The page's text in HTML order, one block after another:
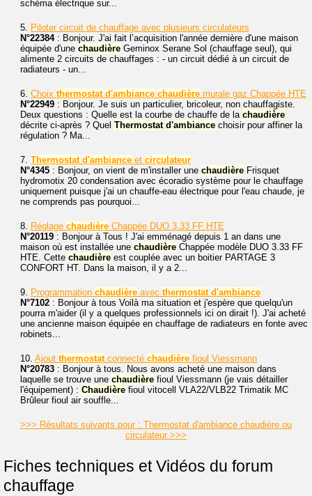
schéma électrique sur...
5. Piloter circuit de chauffage avec plusieurs circulateurs
N°22384: Bonjour. J'ai fait l’acquisition l'année dernière d'une maison
équipée d'une chaudière Geminox Serane Sol (chauffage seul), qui
alimente 2 circuits de chauffages : - un circuit dédié à un circuit de
radiateurs - un...
6. Choix thermostat d'ambiance chaudière murale gaz Chappée HTE
N°22949 : Bonjour. Je suis un particulier, bricoleur, non chauffagiste.
Deux questions : Quelle est la courbe de chauffe de la chaudière
décrite ci-après ? Quel Thermostat d'ambiance choisir pour affiner la
régulation ? Ma...
7. Thermostat d'ambiance et circulateur
N°4345 : Bonjour, on vient de m'installer une chaudière Frisquet
hydromotix 20 condensation avec écoradio système pour le chauffage
uniquement puisque j'ai un chauffe-eau électrique pour l'eau chaude, je
ne comprends pas pourquoi...
8. Réglage chaudière Chappée DUO 3.33 FF HTE
N°20119 : Bonjour à Tous ! J'ai emménagé depuis 1 an dans une
maison où est installée une chaudière Chappée modèle DUO 3.33 FF
HTE. Cette chaudière est couplée avec un boitier PARTAGE 3
CONFORT HT. Dans la maison, il y a 2...
9. Programmation chaudière avec thermostat d'ambiance
N°7102 : Bonjour à tous Voilà ma situation et j'espère que quelqu'un
pourra m'aider (il y a quelques professionnels ici on dirait !). J'ai acheté
une ancienne maison équipée en chauffage de radiateurs en fonte avec
robinets...
10. Ajout thermostatconnecté chaudière fioul Viessmann
N°20783 : Bonjour à tous. Nous avons acheté une maison dans
laquelle se trouve une chaudière fioul Viessmann (je vais détailler
l'équipement) : Chaudière fioul vitocell VLA22/VLB22 Trimatik MC
Brûleur fioul air souffle...
>>> Résultats suivants pour : Thermostat d'ambiance chaudière ou
circulateur >>>
Fiches techniques et Vidéos du forum
chauffage